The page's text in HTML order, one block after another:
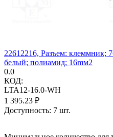
22612216, Разъем: клеммник;
белый; полиамид; 16mм2
0.0
КОД:
LTA12-16.0-WH
1 395.23 ₽
Доступность: 7 шт.